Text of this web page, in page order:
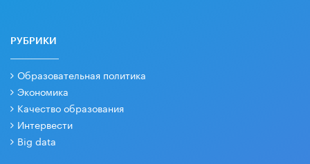
РУБРИКИ
Образовательная политика
Экономика
Качество образования
Интервести
Big data